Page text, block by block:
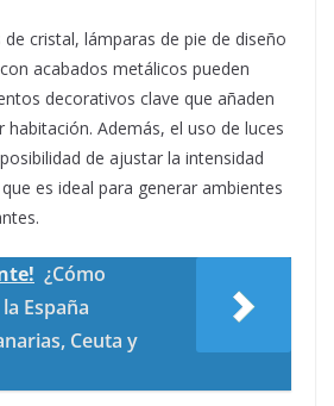
cristal, lámparas de pie de diseño
acabados metálicos pueden
decorativos clave que añaden
habitación. Además, el uso de luces
de ajustar la intensidad
es ideal para generar ambientes
¿Cómo
España
Ceuta y